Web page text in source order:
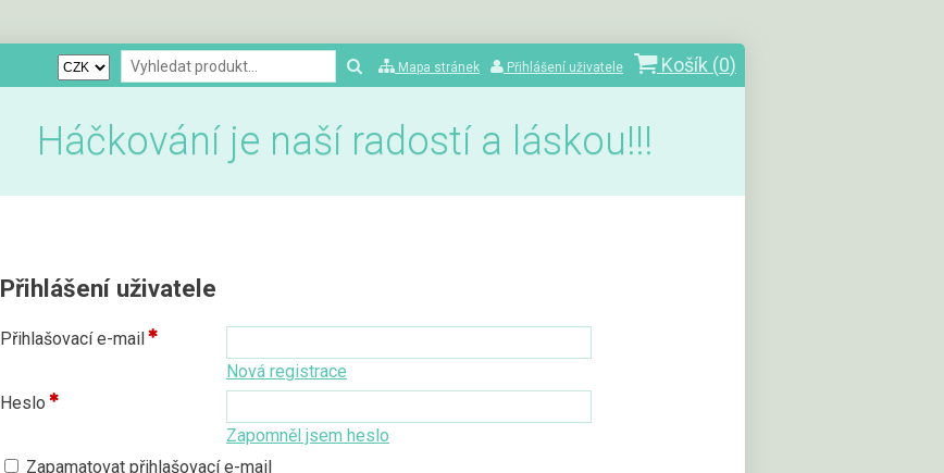
Mapa stránek Přihlášení uživatele Košík (0)
Háčkování je naší radostí a láskou!!!
Přihlášení uživatele
Přihlašovací e-mail
Nová registrace
Heslo
Zapomněl jsem heslo
Zapamatovat přihlašovací e-mail